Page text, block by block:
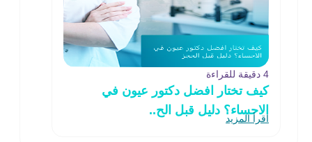
4 دقيقة للقراءة
كيف تختار افضل دكتور عيون في
الاحساء؟ دليل قبل الح..
اقرأ المزيد